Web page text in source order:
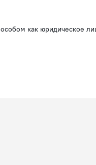
как юридическое